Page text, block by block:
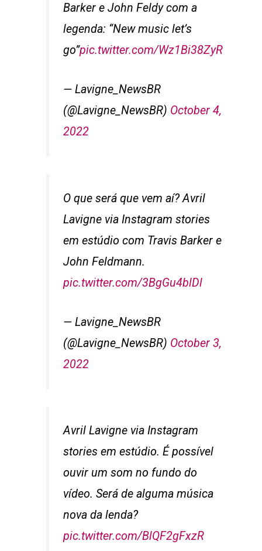
Barker e John Feldy com a
legenda: “New music let’s
go”pic.twitter.com/Wz1Bi38ZyR
— Lavigne_NewsBR
(@Lavigne_NewsBR) October 4,
2022
O que será que vem aí? Avril
Lavigne via Instagram stories
em estúdio com Travis Barker e
John Feldmann.
pic.twitter.com/3BgGu4blDl
— Lavigne_NewsBR
(@Lavigne_NewsBR) October 3,
2022
Avril Lavigne via Instagram
stories em estúdio. É possível
ouvir um som no fundo do
vídeo. Será de alguma música
nova da lenda?
pic.twitter.com/BlQF2gFxzR